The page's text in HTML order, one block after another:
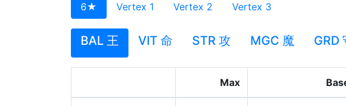
6★ Vertex 1 Vertex 2 Vertex 3
BAL 王 VIT 命 STR 攻 MGC 魔 GRD
Max